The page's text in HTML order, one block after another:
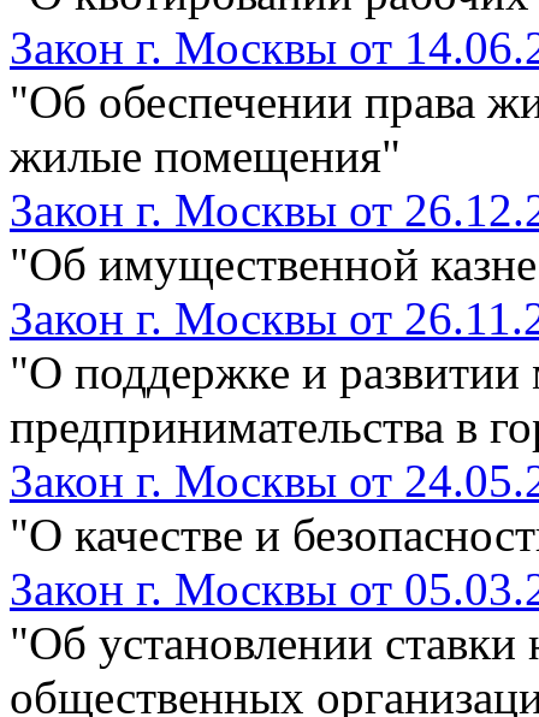
Закон г. Москвы от
"Об обеспечении права
жилые помещения"
Закон г. Москвы от
"Об имущественной
Закон г. Москвы от
"О поддержке и развитии
предпринимательства в
Закон г. Москвы от
"О качестве и
Закон г. Москвы от
"Об установлении ставки
общественных